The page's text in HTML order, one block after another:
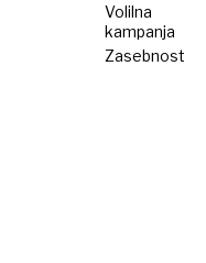
Volilna
kampanja
Zasebnost